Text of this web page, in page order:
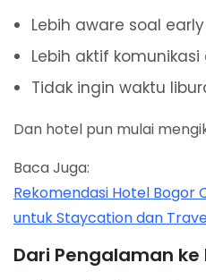
Lebih aware soal
Lebih aktif
Tidak ingin waktu
Dan hotel pun mulai
Baca Juga:
Rekomendasi Hotel Bogor
untuk Staycation dan
Dari Pengalaman